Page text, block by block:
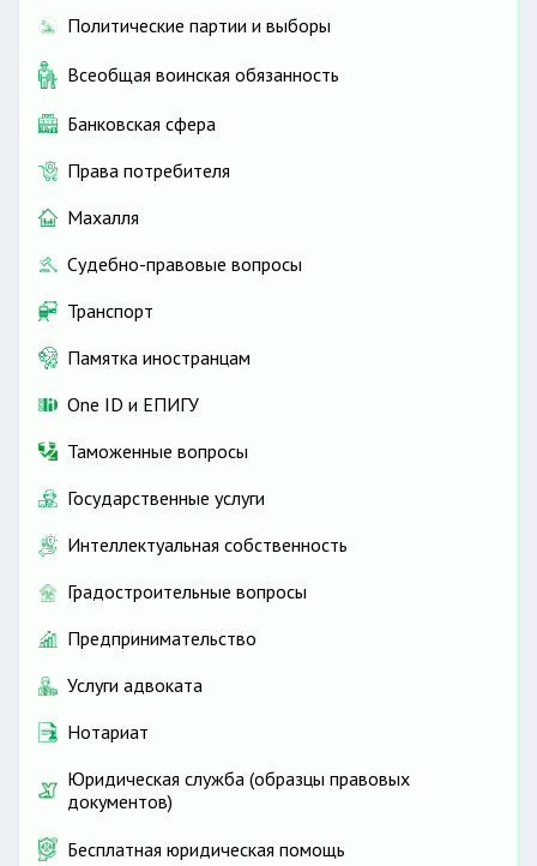
Политические партии и выборы
Всеобщая воинская обязанность
Банковская сфера
Права потребителя
Махалля
Судебно-правовые вопросы
Транспорт
Памятка иностранцам
One ID и ЕПИГУ
Таможенные вопросы
Государственные услуги
Интеллектуальная собственность
Градостроительные вопросы
Предпринимательство
Услуги адвоката
Нотариат
Юридическая служба (образцы правовых
документов)
Бесплатная юридическая помощь